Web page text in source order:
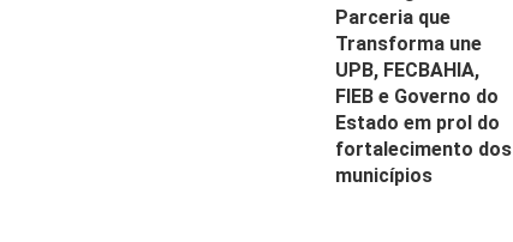
Parceria que
Transforma une
UPB, FECBAHIA,
FIEB e Governo do
Estado em prol do
fortalecimento dos
municípios